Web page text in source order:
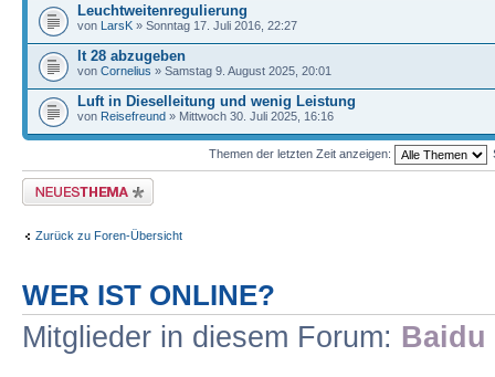
Leuchtweitenregulierung
von LarsK » Sonntag 17. Juli 2016, 22:27
lt 28 abzugeben
von Cornelius » Samstag 9. August 2025, 20:01
Luft in Dieselleitung und wenig Leistung
von Reisefreund » Mittwoch 30. Juli 2025, 16:16
Themen der letzten Zeit anzeigen:
Neues Thema erstellen
Zurück zu Foren-Übersicht
WER IST ONLINE?
Mitglieder in diesem Forum: